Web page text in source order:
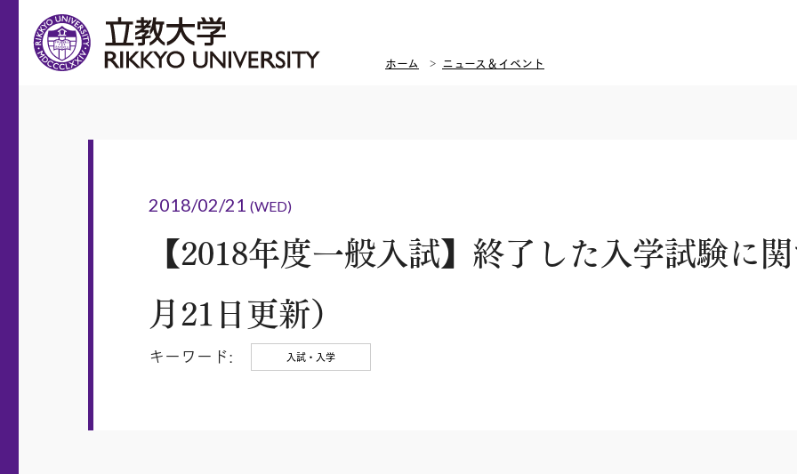
ホーム ニュース＆イベント
2018/02/21 (WED)
【2018年度一般入試】終了した入学試験に
月21日更新）
キーワード: 入試・入学